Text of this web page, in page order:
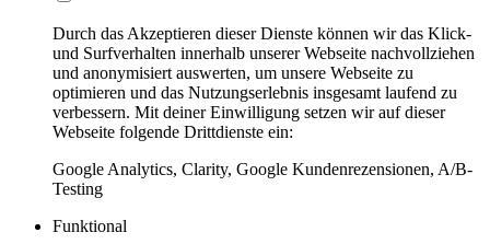
Durch das Akzeptieren dieser Dienste können wir das Klick-
und Surfverhalten innerhalb unserer Webseite nachvollziehen
und anonymisiert auswerten, um unsere Webseite zu
optimieren und das Nutzungserlebnis insgesamt laufend zu
verbessern. Mit deiner Einwilligung setzen wir auf dieser
Webseite folgende Drittdienste ein:
Google Analytics, Clarity, Google Kundenrezensionen, A/B-
Testing
Funktional